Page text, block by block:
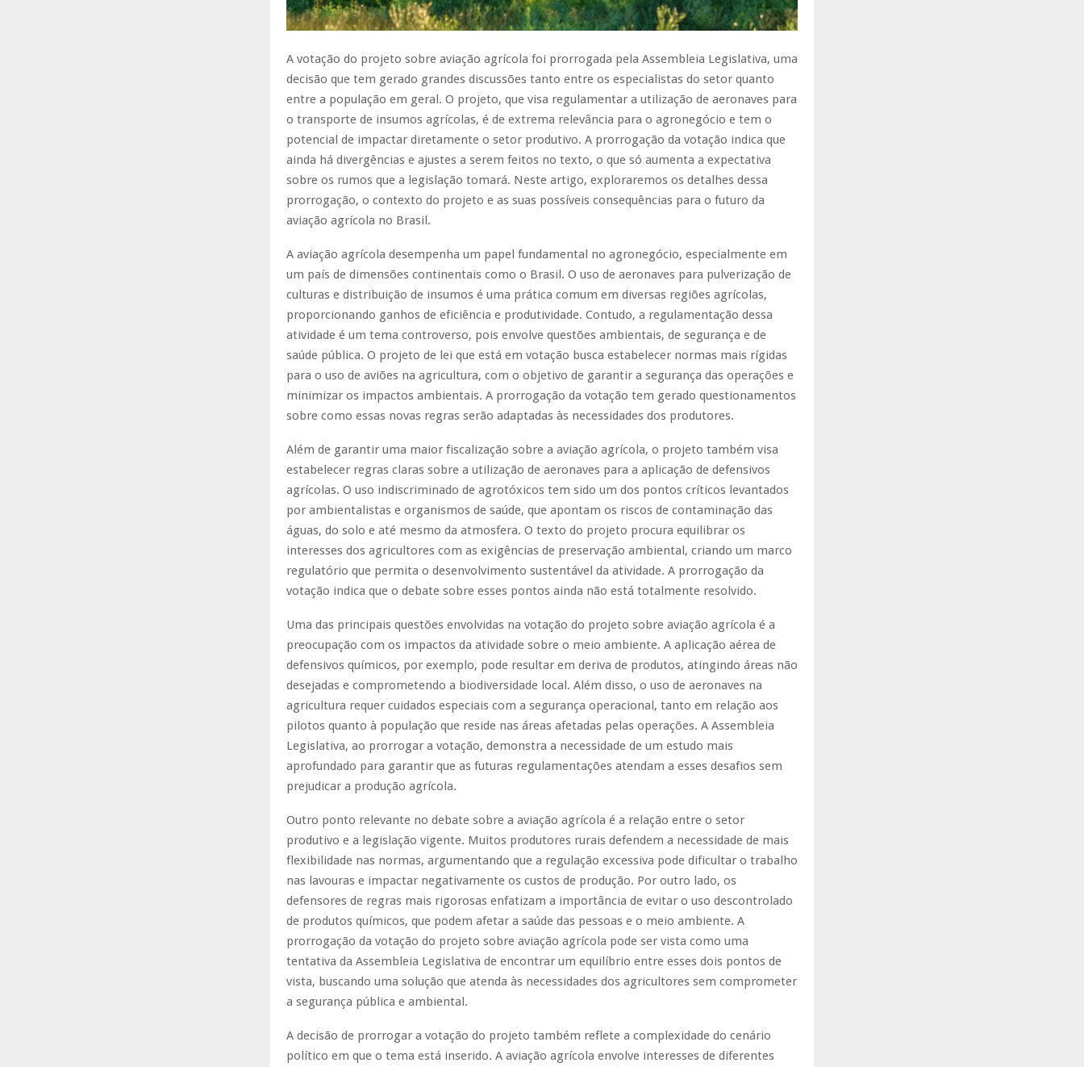
A votação do projeto sobre aviação agrícola foi prorrogada pela Assembleia Legislativa, uma
decisão que tem gerado grandes discussões tanto entre os especialistas do setor quanto
entre a população em geral. O projeto, que visa regulamentar a utilização de aeronaves para
o transporte de insumos agrícolas, é de extrema relevância para o agronegócio e tem o
potencial de impactar diretamente o setor produtivo. A prorrogação da votação indica que
ainda há divergências e ajustes a serem feitos no texto, o que só aumenta a expectativa
sobre os rumos que a legislação tomará. Neste artigo, exploraremos os detalhes dessa
prorrogação, o contexto do projeto e as suas possíveis consequências para o futuro da
aviação agrícola no Brasil.
A aviação agrícola desempenha um papel fundamental no agronegócio, especialmente em
um país de dimensões continentais como o Brasil. O uso de aeronaves para pulverização de
culturas e distribuição de insumos é uma prática comum em diversas regiões agrícolas,
proporcionando ganhos de eficiência e produtividade. Contudo, a regulamentação dessa
atividade é um tema controverso, pois envolve questões ambientais, de segurança e de
saúde pública. O projeto de lei que está em votação busca estabelecer normas mais rígidas
para o uso de aviões na agricultura, com o objetivo de garantir a segurança das operações e
minimizar os impactos ambientais. A prorrogação da votação tem gerado questionamentos
sobre como essas novas regras serão adaptadas às necessidades dos produtores.
Além de garantir uma maior fiscalização sobre a aviação agrícola, o projeto também visa
estabelecer regras claras sobre a utilização de aeronaves para a aplicação de defensivos
agrícolas. O uso indiscriminado de agrotóxicos tem sido um dos pontos críticos levantados
por ambientalistas e organismos de saúde, que apontam os riscos de contaminação das
águas, do solo e até mesmo da atmosfera. O texto do projeto procura equilibrar os
interesses dos agricultores com as exigências de preservação ambiental, criando um marco
regulatório que permita o desenvolvimento sustentável da atividade. A prorrogação da
votação indica que o debate sobre esses pontos ainda não está totalmente resolvido.
Uma das principais questões envolvidas na votação do projeto sobre aviação agrícola é a
preocupação com os impactos da atividade sobre o meio ambiente. A aplicação aérea de
defensivos químicos, por exemplo, pode resultar em deriva de produtos, atingindo áreas não
desejadas e comprometendo a biodiversidade local. Além disso, o uso de aeronaves na
agricultura requer cuidados especiais com a segurança operacional, tanto em relação aos
pilotos quanto à população que reside nas áreas afetadas pelas operações. A Assembleia
Legislativa, ao prorrogar a votação, demonstra a necessidade de um estudo mais
aprofundado para garantir que as futuras regulamentações atendam a esses desafios sem
prejudicar a produção agrícola.
Outro ponto relevante no debate sobre a aviação agrícola é a relação entre o setor
produtivo e a legislação vigente. Muitos produtores rurais defendem a necessidade de mais
flexibilidade nas normas, argumentando que a regulação excessiva pode dificultar o trabalho
nas lavouras e impactar negativamente os custos de produção. Por outro lado, os
defensores de regras mais rigorosas enfatizam a importância de evitar o uso descontrolado
de produtos químicos, que podem afetar a saúde das pessoas e o meio ambiente. A
prorrogação da votação do projeto sobre aviação agrícola pode ser vista como uma
tentativa da Assembleia Legislativa de encontrar um equilíbrio entre esses dois pontos de
vista, buscando uma solução que atenda às necessidades dos agricultores sem comprometer
a segurança pública e ambiental.
A decisão de prorrogar a votação do projeto também reflete a complexidade do cenário
político em que o tema está inserido. A aviação agrícola envolve interesses de diferentes